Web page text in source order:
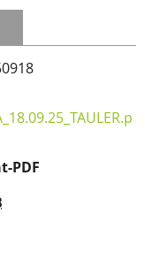
PDF